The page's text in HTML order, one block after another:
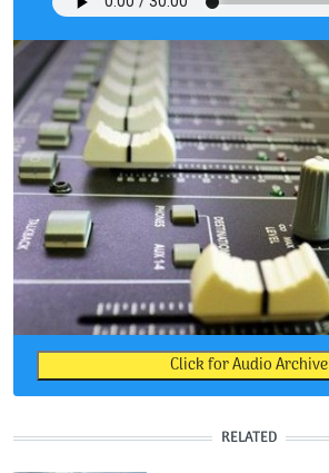
Click for Audio Archive
RELATED